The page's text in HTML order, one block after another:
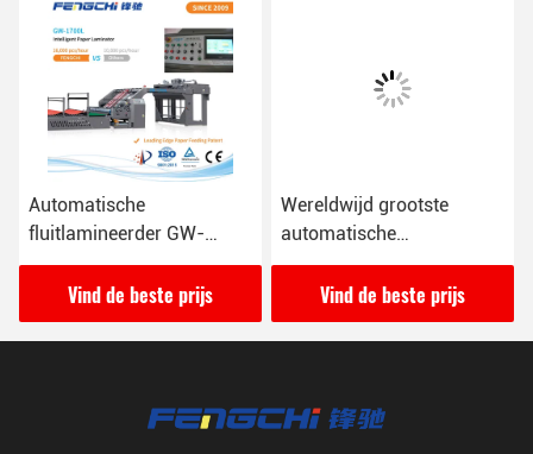
Automatische
fluitlamineerder GW-
1700L met snelheid 16000
vellen/uur
Vind de beste prijs
Wereldwijd grootste
automatische
fluitlamineerder GW-
2200LVind de beste prijs